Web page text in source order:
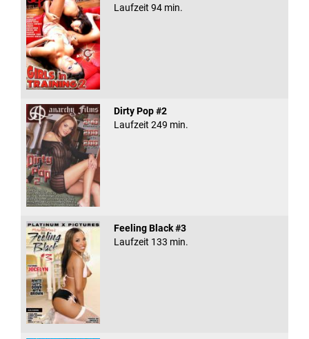
Laufzeit 94 min.
Dirty Pop #2
Laufzeit 249 min.
Feeling Black #3
Laufzeit 133 min.